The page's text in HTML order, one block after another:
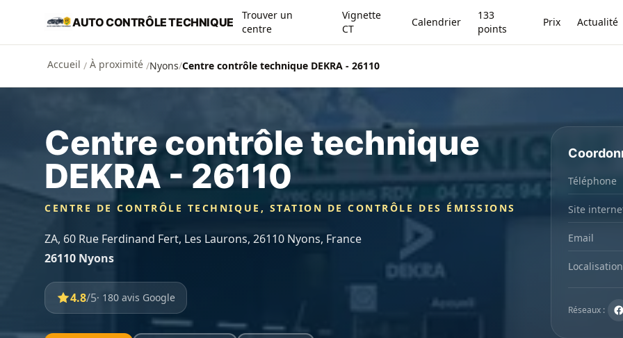
Aller au contenu principal
AUTO CONTRÔLE TECHNIQUE
Trouver un
centre
Vignette
CT
Calendrier
133
points
Prix Actualité
Accueil / À proximité /Nyons/Centre contrôle technique DEKRA - 26110
Centre contrôle technique
DEKRA - 26110
CENTRE DE CONTRÔLE TECHNIQUE, STATION DE CONTRÔLE DES ÉMISSIONS
ZA, 60 Rue Ferdinand Fert, Les Laurons, 26110 Nyons, France
26110 Nyons
4.8/5· 180 avis Google
Téléphone
Site
Email
Localisation
Réseaux :